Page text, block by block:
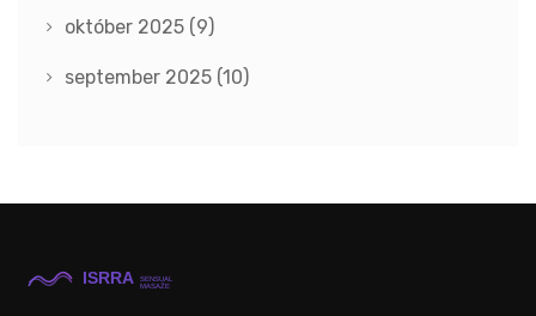
október 2025 (9)
september 2025 (10)